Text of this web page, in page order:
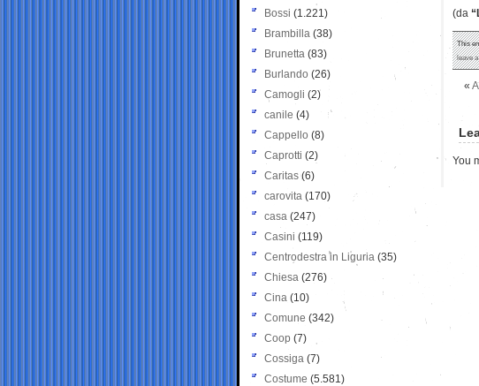
(da
This
leave
«
You
Bossi (1.221)
Brambilla (38)
Brunetta (83)
Burlando (26)
Camogli (2)
canile (4)
Cappello (8)
Caprotti (2)
Caritas (6)
carovita (170)
casa (247)
Casini (119)
Centrodestra in Liguria (35)
Chiesa (276)
Cina (10)
Comune (342)
Coop (7)
Cossiga (7)
Costume (5.581)